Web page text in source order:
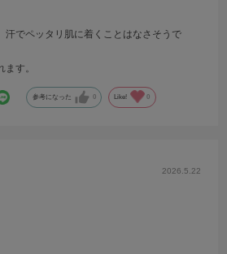
汗でペッタリ肌に着くことはなさそうで
す。
参考になった 0 Like! 0
2026.5.22